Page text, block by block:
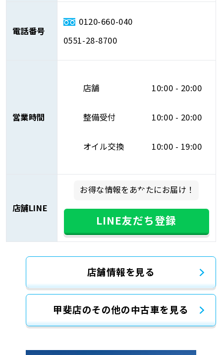
電話番号
0120-660-040
0551-28-8700
営業時間
店舗 10:00 - 20:00
整備受付 10:00 - 20:00
オイル交換 10:00 - 19:00
店舗LINE
お得な情報をあなたにお届け！
LINE友だち登録
店舗情報を見る
甲斐店のその他の中古車を見る